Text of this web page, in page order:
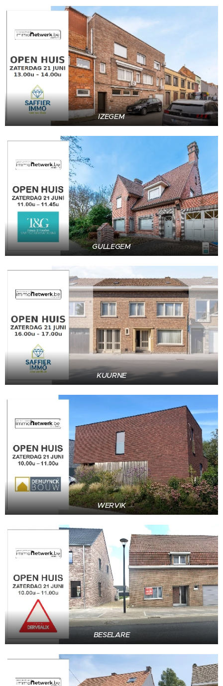
IZEGEM
GULLEGEM
KUURNE
WERVIK
BESELARE